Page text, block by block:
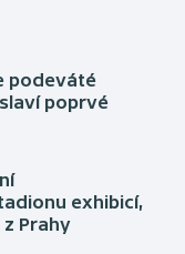
podeváté
poprvé
exhibicí,
Prahy